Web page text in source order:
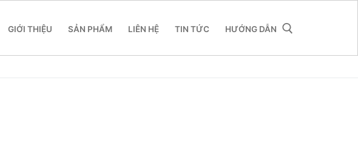
GIỚI THIỆU SẢN PHẨM LIÊN HỆ TIN TỨC HƯỚNG DẪN